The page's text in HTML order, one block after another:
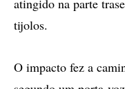
atingido na parte
tijolos.
O impacto fez a